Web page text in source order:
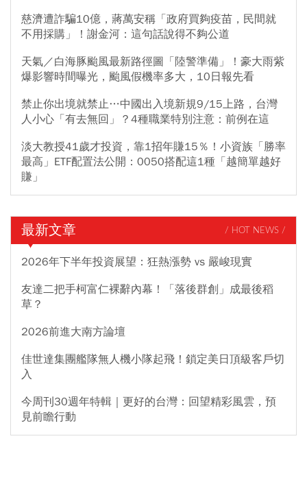
慈濟遭詐騙10億，蔣萬安稱「政府買夠疫苗，民間就
不用採購」！謝金河：這句話說得不夠公道
天氣／白海豚颱風最新路徑圖「陸警準備」！豪大雨紫
爆影響時間曝光，颱風假機率多大，10日報先看
禁止你出境就禁止…中國出入境新規9/15上路，台灣
人小心「有去無回」？4種職業特別注意：前例在這
淡大教授41歲才投資，靠1招年賺15％！小資族「勝率
最高」ETF配置法公開：0050搭配這1種「越簡單越好
賺」
最新文章 / HOT NEWS /
2026年下半年投資展望：狂熱漲勢 vs 嚴峻現實
友達二把手柯富仁裸辭內幕！「落後群創」成最後稻
草？
2026前進大南方論壇
佳世達集團艦隊無人機小隊起飛！鎖定美日頂級客戶切
入
今周刊30週年特輯｜更好的台灣：回望精彩風雲，預
見前瞻行動